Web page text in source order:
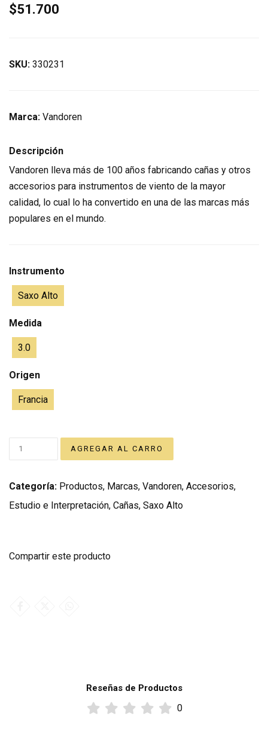
$51.700
SKU: 330231
Marca: Vandoren
Descripción
Vandoren lleva más de 100 años fabricando cañas y otros
accesorios para instrumentos de viento de la mayor
calidad, lo cual lo ha convertido en una de las marcas más
populares en el mundo.
Instrumento
Saxo Alto
Medida
3.0
Origen
Francia
Categoría: Productos, Marcas, Vandoren, Accesorios,
Estudio e Interpretación, Cañas, Saxo Alto
Compartir este producto
Reseñas de Productos
0